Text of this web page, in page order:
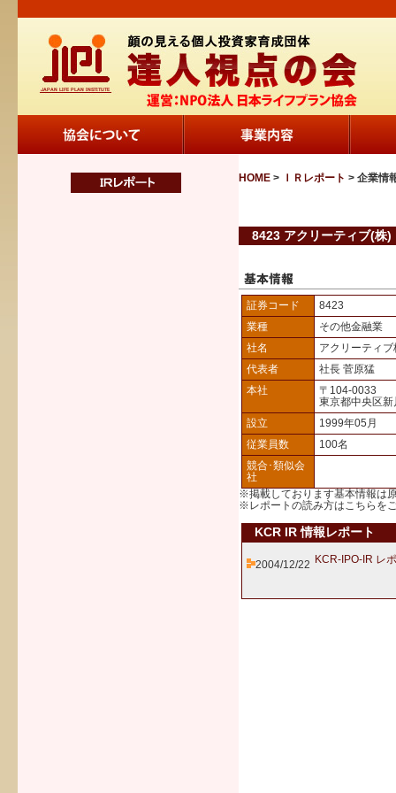
HOME > ＩＲレポート > 企業情
8423 アクリーティブ(株)
証券コード
8423
業種
その他金融業
社名
アクリーティ
代表者
社長 菅原猛
本社
〒104-0033
東京都中央区
設立
1999年05月
従業員数
100名
競合･類似会
社
※掲載しております基本情報は
※レポートの読み方はこちら を
KCR IR 情報レポート
2004/12/22 KCR-IPO-IR レ